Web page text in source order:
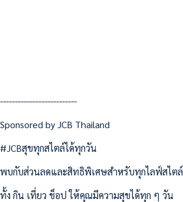
--------------------------
Sponsored by JCB Thailand
#JCBสุขทุกสไตล์ได้ทุกวัน
พบกับส่วนลดและสิทธิพิเศษสำหรับทุกไลฟ์สไตล์
ทั้ง กิน เที่ยว ช็อป ให้คุณมีความสุขได้ทุก ๆ วัน